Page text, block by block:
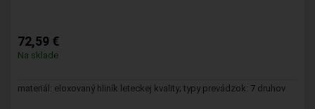
72,59 €
Na sklade
materiál: eloxovaný hliník leteckej kvality; typy prevádzok: 7 druhov